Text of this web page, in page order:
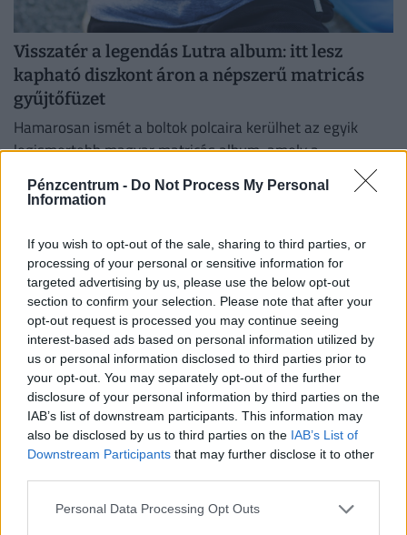
Pénzcentrum - Do Not Process My Personal
Information
If you wish to opt-out of the sale, sharing to third parties, or
processing of your personal or sensitive information for
targeted advertising by us, please use the below opt-out
section to confirm your selection. Please note that after your
opt-out request is processed you may continue seeing
interest-based ads based on personal information utilized by
us or personal information disclosed to third parties prior to
your opt-out. You may separately opt-out of the further
disclosure of your personal information by third parties on the
IAB’s list of downstream participants. This information may
also be disclosed by us to third parties on the IAB’s List of
Downstream Participants that may further disclose it to other
Personal Data Processing Opt Outs
Visszatér a legendás Lutra album: itt lesz
kapható diszkont áron a népszerű matricás
gyűjtőfüzet
Hamarosan ismét a boltok polcaira kerülhet az egyik
legismertebb magyar matricás album, amely a
kilencvenes évek elején gyerekek ezreinek szerzett
felejthetetlen élményeket.
Így trükköznek a magyar könyvmolyok 2026
nyarán: elszálltak a könyvárak, most minden
forintot meg kell menteni
drágulás már óvatosabb költésre készteti az olvasókat.